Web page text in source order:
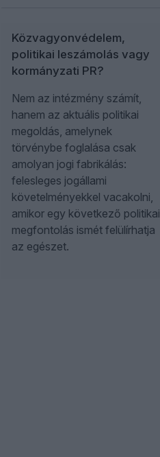
Közvagyonvédelem,
politikai leszámolás vagy
kormányzati PR?
Nem az intézmény számít,
hanem az aktuális politikai
megoldás, amelynek
törvénybe foglalása csak
amolyan jogi fabrikálás:
felesleges jogállami
követelményekkel vacakolni,
amikor egy következő politikai
megfontolás ismét felülírhatja
az egészet.